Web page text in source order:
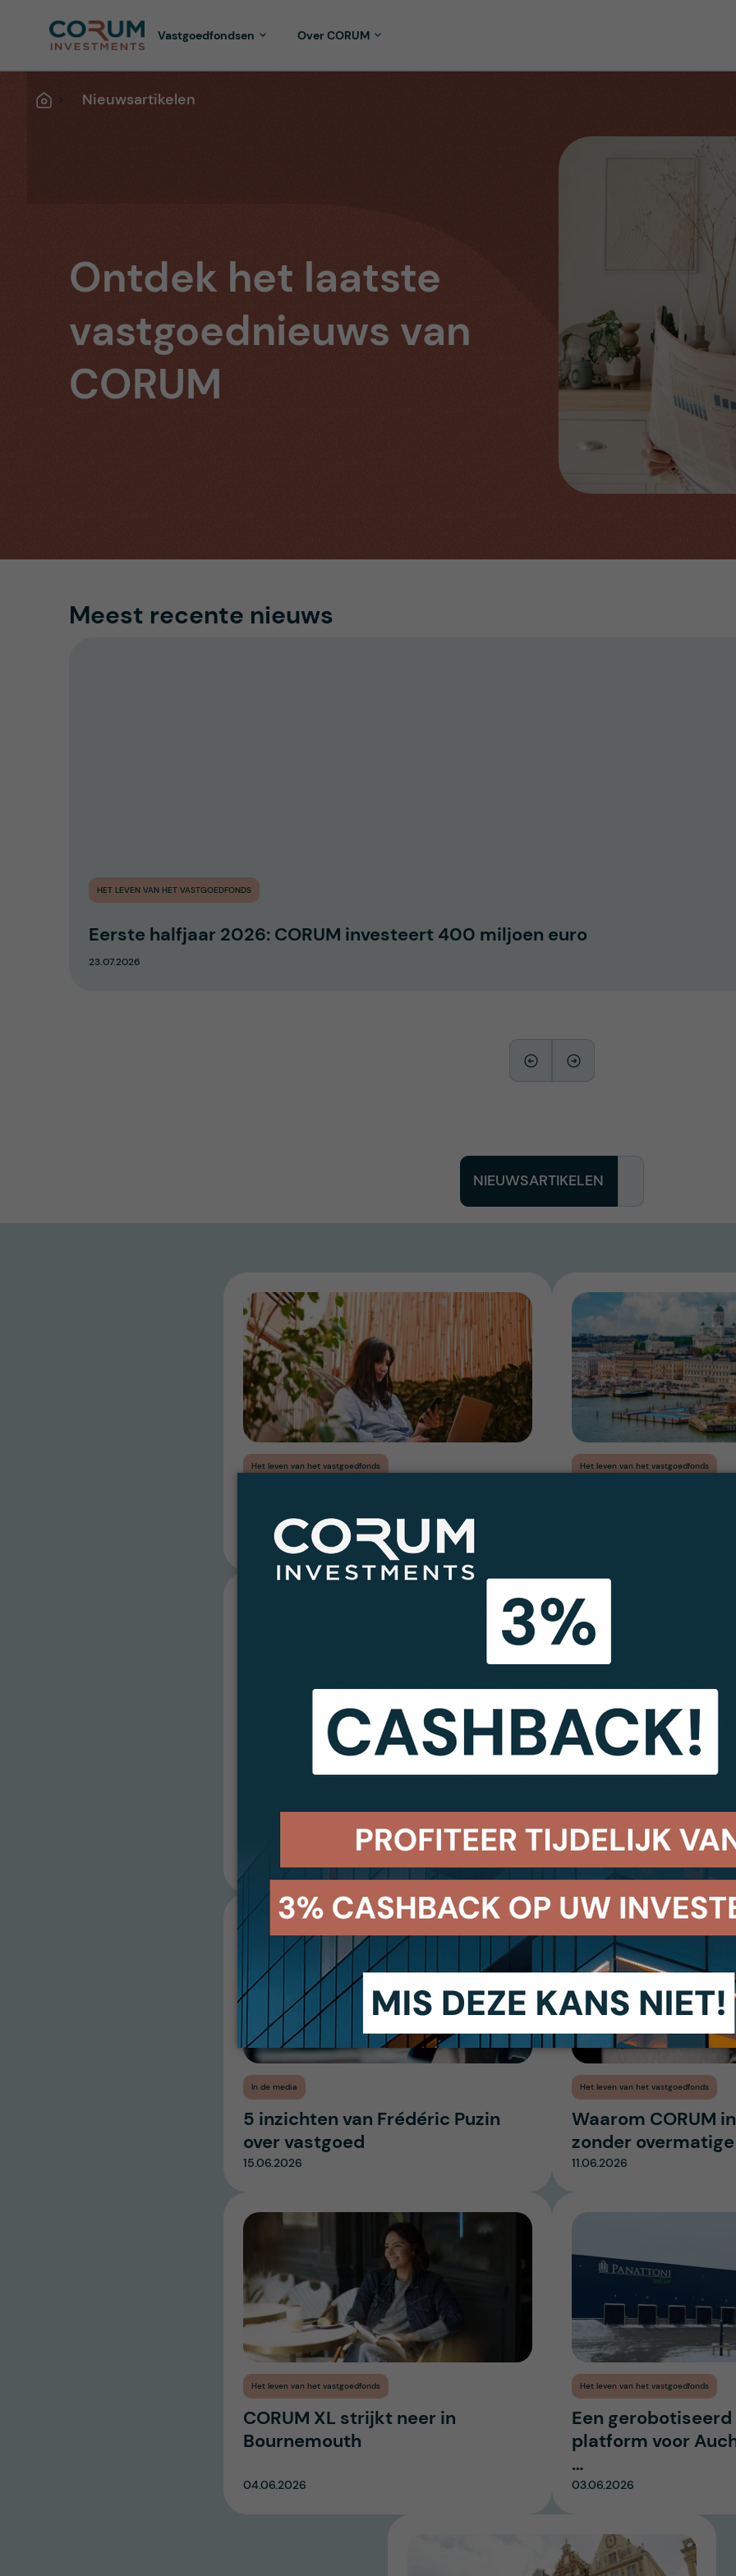
Home Nieuwsartikelen
Vastgoedfondsen Over CORUM
Ontdek het laatste
vastgoednieuws van
CORUM
Meest recente nieuws
HET LEVEN VAN HET VASTGOEDFONDS
Eerste halfjaar 2026: CORUM investeert 400 miljoen euro
23.07.2026
NIEUWSARTIKELEN
Het leven van het vastgoedfonds
investeert 400 miljoen euro
23.07.2026
Het leven van het vastgoedfonds
Sterk in de …
13.07.2026
vertaalt …
In de media
5 inzichten van Frédéric Puzin
over vastgoed
15.06.2026
Het leven van het vastgoedfonds
Waarom CORUM
zonder
11.06.2026
Het leven van het vastgoedfonds
CORUM XL strijkt neer in
Bournemouth
04.06.2026
Het leven van het vastgoedfonds
Een
platform voor
…
03.06.2026